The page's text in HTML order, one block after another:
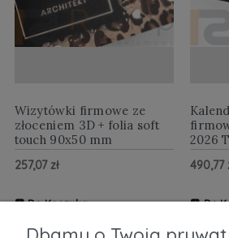
Wizytówki firmowe ze
złoceniem 3D + folia soft
touch 90x50 mm
257,07 zł
Do Koszyka
2026
490,77
Do